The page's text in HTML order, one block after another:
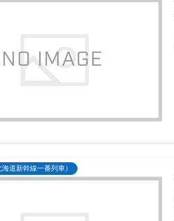
道新幹線一番列車）